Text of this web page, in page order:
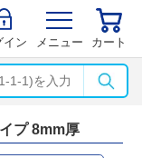
イン メニュー カート
プ 8mm厚